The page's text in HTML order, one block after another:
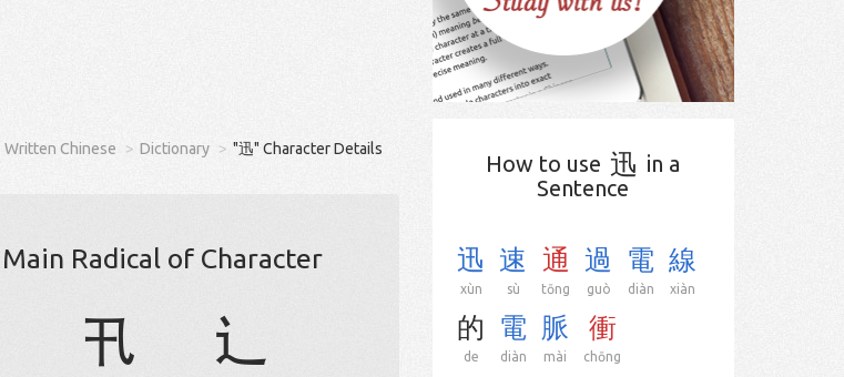
Written Chinese Dictionary "迅" Character Details
Main Radical of Character
卂 辶
How to use 迅 in a
Sentence
迅
xùn
速
sù
通
tōng
過
guò
電
diàn
線
xiàn
的
de
電
diàn
脈
mài
衝
chōng